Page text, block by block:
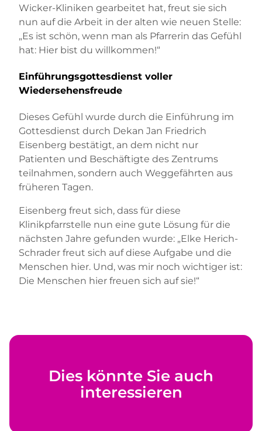
Wicker-Kliniken gearbeitet hat, freut sie sich
nun auf die Arbeit in der alten wie neuen Stelle:
„Es ist schön, wenn man als Pfarrerin das Gefühl
hat: Hier bist du willkommen!“
Einführungsgottesdienst voller
Wiedersehensfreude
Dieses Gefühl wurde durch die Einführung im
Gottesdienst durch Dekan Jan Friedrich
Eisenberg bestätigt, an dem nicht nur
Patienten und Beschäftigte des Zentrums
teilnahmen, sondern auch Weggefährten aus
früheren Tagen.
Eisenberg freut sich, dass für diese
Klinikpfarrstelle nun eine gute Lösung für die
nächsten Jahre gefunden wurde: „Elke Herich-
Schrader freut sich auf diese Aufgabe und die
Menschen hier. Und, was mir noch wichtiger ist:
Die Menschen hier freuen sich auf sie!“
Dies könnte Sie auch
interessieren